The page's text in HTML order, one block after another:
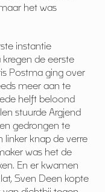
het was
instantie
de eerste
Postma ging over
meer aan te
helft beloond
stuurde Argjend
gedrongen te
knap de verre
was het de
En er kwamen
Sven Deen kopte